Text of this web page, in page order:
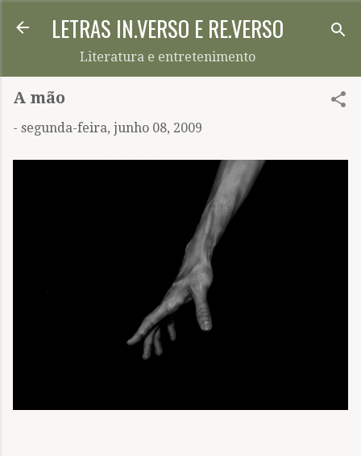
Pular para o conteúdo principal
LETRAS IN.VERSO E RE.VERSO
Literatura e entretenimento
A mão
- segunda-feira, junho 08, 2009